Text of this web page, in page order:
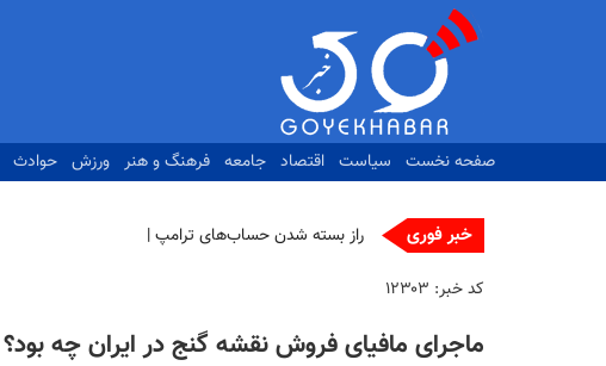
صفحه نخست سیاست اقتصاد جامعه فرهنگ و هنر ورزش حوادث
خبر فوری راز بسته شدن حساب‌های ترامپ برملا شد
کد خبر: ۱۲۳۰۳
ماجرای مافیای فروش نقشه گنج در ایران چه بود؟